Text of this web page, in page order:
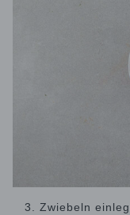
3. Zwiebeln